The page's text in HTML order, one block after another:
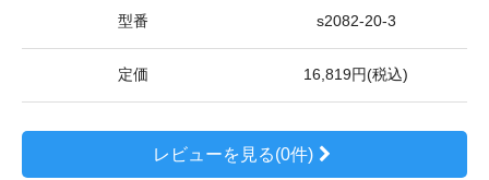
型番 s2082-20-3
定価 16,819円(税込)
レビューを見る(0件)